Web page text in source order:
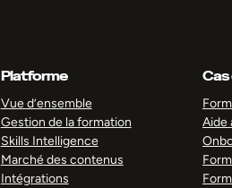
Platforme
Vue d’ensemble
Gestion de la formation
Skills Intelligence
Marché des contenus
Intégrations
Cas
Aide